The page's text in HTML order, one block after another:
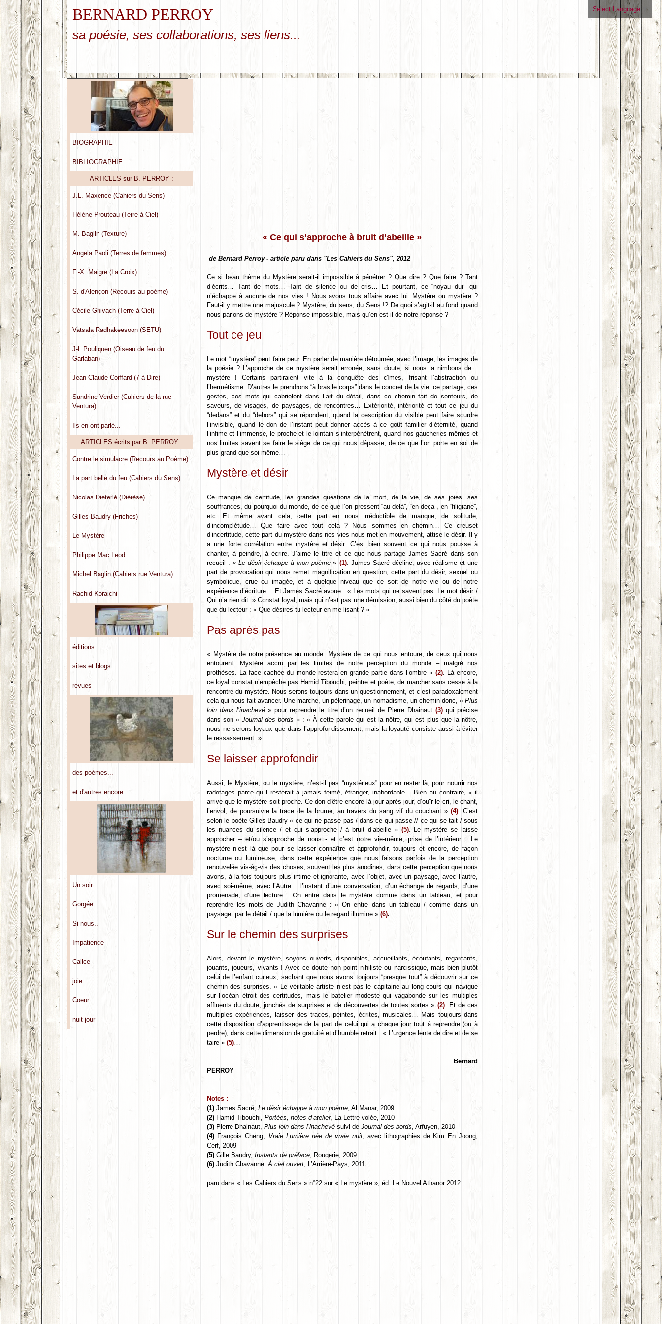
Select Language ▼
BERNARD PERROY
sa poésie, ses collaborations, ses liens...
BIOGRAPHIE
BIBLIOGRAPHIE
ARTICLES sur B. PERROY :
J.L. Maxence (Cahiers du Sens)
Hélène Prouteau (Terre à Ciel)
M. Baglin (Texture)
Angela Paoli (Terres de femmes)
F.-X. Maigre (La Croix)
S. d'Alençon (Recours au poème)
Cécile Ghivach (Terre à Ciel)
Vatsala Radhakeesoon (SETU)
J-L Pouliquen (Oiseau de feu du
Garlaban)
Jean-Claude Coiffard (7 à Dire)
Sandrine Verdier (Cahiers de la rue
Ventura)
Ils en ont parlé...
ARTICLES écrits par B. PERROY :
Contre le simulacre (Recours au Poème)
La part belle du feu (Cahiers du Sens)
Nicolas Dieterlé (Diérèse)
Gilles Baudry (Friches)
Le Mystère
Philippe Mac Leod
Michel Baglin (Cahiers rue Ventura)
Rachid Koraichi
éditions
sites et blogs
revues
des poèmes...
et d'autres encore...
Un soir...
Gorgée
Si nous...
Impatience
Calice
joie
Coeur
nuit jour
« Ce qui s’approche à bruit d’abeille »
de Bernard Perroy - article paru dans "Les Cahiers du Sens", 2012
Ce si beau thème du Mystère serait-il impossible à pénétrer ? Que dire ? Que faire ? Tant
d’écrits… Tant de mots… Tant de silence ou de cris… Et pourtant, ce “noyau dur” qui
n’échappe à aucune de nos vies ! Nous avons tous affaire avec lui. Mystère ou mystère ?
Faut-il y mettre une majuscule ? Mystère, du sens, du Sens !? De quoi s’agit-il au fond quand
nous parlons de mystère ? Réponse impossible, mais qu’en est-il de notre réponse ?
Tout ce jeu
Le mot “mystère” peut faire peur. En parler de manière détournée, avec l’image, les images de
la poésie ? L’approche de ce mystère serait erronée, sans doute, si nous la nimbons de…
mystère ! Certains partiraient vite à la conquête des cîmes, frisant l’abstraction ou
l’hermétisme. D’autres le prendrons “à bras le corps” dans le concret de la vie, ce partage, ces
gestes, ces mots qui cabriolent dans l’art du détail, dans ce chemin fait de senteurs, de
saveurs, de visages, de paysages, de rencontres… Extériorité, intériorité et tout ce jeu du
“dedans” et du “dehors” qui se répondent, quand la description du visible peut faire sourdre
l’invisible, quand le don de l’instant peut donner accès à ce goût familier d’éternité, quand
l’infime et l’immense, le proche et le lointain s’interpénètrent, quand nos gaucheries-mêmes et
nos limites savent se faire le siège de ce qui nous dépasse, de ce que l’on porte en soi de
plus grand que soi-même…
Mystère et désir
Ce manque de certitude, les grandes questions de la mort, de la vie, de ses joies, ses
souffrances, du pourquoi du monde, de ce que l’on pressent “au-delà”, “en-deça”, en “filigrane”,
etc. Et même avant cela, cette part en nous irréductible de manque, de solitude,
d’incomplétude… Que faire avec tout cela ? Nous sommes en chemin… Ce creuset
d’incertitude, cette part du mystère dans nos vies nous met en mouvement, attise le désir. Il y
a une forte corrélation entre mystère et désir. C’est bien souvent ce qui nous pousse à
chanter, à peindre, à écrire. J’aime le titre et ce que nous partage James Sacré dans son
recueil : «Le désir échappe à mon poème» (1). James Sacré décline, avec réalisme et une
part de provocation qui nous remet magnification en question, cette part du désir, sexuel ou
symbolique, crue ou imagée, et à quelque niveau que ce soit de notre vie ou de notre
expérience d’écriture… Et James Sacré avoue : « Les mots qui ne savent pas. Le mot désir /
Qui n’a rien dit. » Constat loyal, mais qui n’est pas une démission, aussi bien du côté du poète
que du lecteur : « Que désires-tu lecteur en me lisant ? »
Pas après pas
« Mystère de notre présence au monde. Mystère de ce qui nous entoure, de ceux qui nous
entourent. Mystère accru par les limites de notre perception du monde – malgré nos
prothèses. La face cachée du monde restera en grande partie dans l’ombre » (2). Là encore,
ce loyal constat n’empêche pas Hamid Tibouchi, peintre et poète, de marcher sans cesse à la
rencontre du mystère. Nous serons toujours dans un questionnement, et c’est paradoxalement
cela qui nous fait avancer. Une marche, un pèlerinage, un nomadisme, un chemin donc, « Plus
loin dans l’inachevé» pour reprendre le titre d’un recueil de Pierre Dhainaut (3)qui précise
dans son «Journal des bords » : « À cette parole qui est la nôtre, qui est plus que la nôtre,
nous ne serons loyaux que dans l’approfondissement, mais la loyauté consiste aussi à éviter
le ressassement. »
Se laisser approfondir
Aussi, le Mystère, ou le mystère, n’est-il pas “mystérieux” pour en rester là, pour nourrir nos
radotages parce qu’il resterait à jamais fermé, étranger, inabordable… Bien au contraire, « il
arrive que le mystère soit proche. Ce don d’être encore là jour après jour, d’ouïr le cri, le chant,
l’envol, de poursuivre la trace de la brume, au travers du sang vif du couchant »(4) . C’est
selon le poète Gilles Baudry « ce qui ne passe pas / dans ce qui passe // ce qui se tait / sous
les nuances du silence / et qui s’approche / à bruit d’abeille » (5). Le mystère se laisse
approcher – et/ou s’approche de nous - et c’est notre vie-même, prise de l’intérieur… Le
mystère n’est là que pour se laisser connaître et approfondir, toujours et encore, de façon
nocturne ou lumineuse, dans cette expérience que nous faisons parfois de la perception
renouvelée vis-àç-vis des choses, souvent les plus anodines, dans cette perception que nous
avons, à la fois toujours plus intime et ignorante, avec l’objet, avec un paysage, avec l’autre,
avec soi-même, avec l’Autre… l’instant d’une conversation, d’un échange de regards, d’une
promenade, d’une lecture… On entre dans le mystère comme dans un tableau, et pour
reprendre les mots de Judith Chavanne : « On entre dans un tableau / comme dans un
paysage, par le détail / que la lumière ou le regard illumine » (6).
Sur le chemin des surprises
Alors, devant le mystère, soyons ouverts, disponibles, accueillants, écoutants, regardants,
jouants, joueurs, vivants ! Avec ce doute non point nihiliste ou narcissique, mais bien plutôt
celui de l’enfant curieux, sachant que nous avons toujours “presque tout” à découvrir sur ce
chemin des surprises. « Le véritable artiste n’est pas le capitaine au long cours qui navigue
sur l’océan étroit des certitudes, mais le batelier modeste qui vagabonde sur les multiples
affluents du doute, jonchés de surprises et de découvertes de toutes sortes » (2). Et de ces
multiples expériences, laisser des traces, peintes, écrites, musicales… Mais toujours dans
cette disposition d’apprentissage de la part de celui qui a chaque jour tout à reprendre (ou à
perdre), dans cette dimension de gratuité et d’humble retrait : « L’urgence lente de dire et de se
taire » (5)…
Bernard
PERROY
Notes :
(1) James Sacré, Le désir échappe à mon poème, Al Manar, 2009
(2) Hamid Tibouchi, Portées, notes d’atelier, La Lettre volée, 2010
(3) Pierre Dhainaut, Plus loin dans l’inachevé suivi de Journal des bords, Arfuyen, 2010
(4) François Cheng, Vraie Lumière née de vraie nuit, avec lithographies de Kim En Joong,
Cerf, 2009
(5) Gille Baudry, Instants de préface, Rougerie, 2009
(6) Judith Chavanne,À ciel ouvert, L’Arrière-Pays, 2011
paru dans « Les Cahiers du Sens » n°22 sur « Le mystère », éd. Le Nouvel Athanor 2012